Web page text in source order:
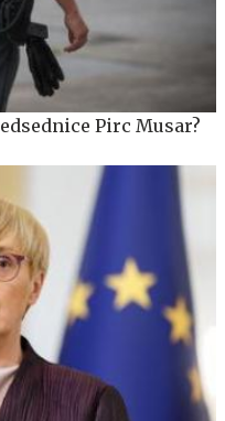
Pirc Musar?